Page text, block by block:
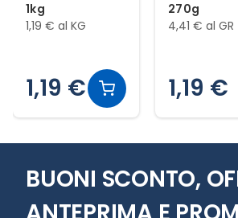
1kg
1,19 € al KG
1,19 €
270g
4,41 € al GR
1,19 €
Slide 1 di 12
BUONI SCONTO,